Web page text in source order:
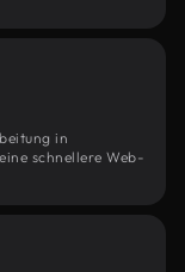
in
schnellere Web-